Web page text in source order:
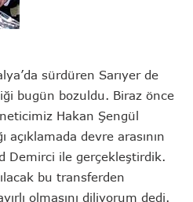
sürdüren Sarıyer de
bugün bozuldu. Biraz önce
Hakan Şengül
açıklamada devre arasının
Demirci ile gerçekleştirdik.
bu transferden
olmasını diliyorum dedi.